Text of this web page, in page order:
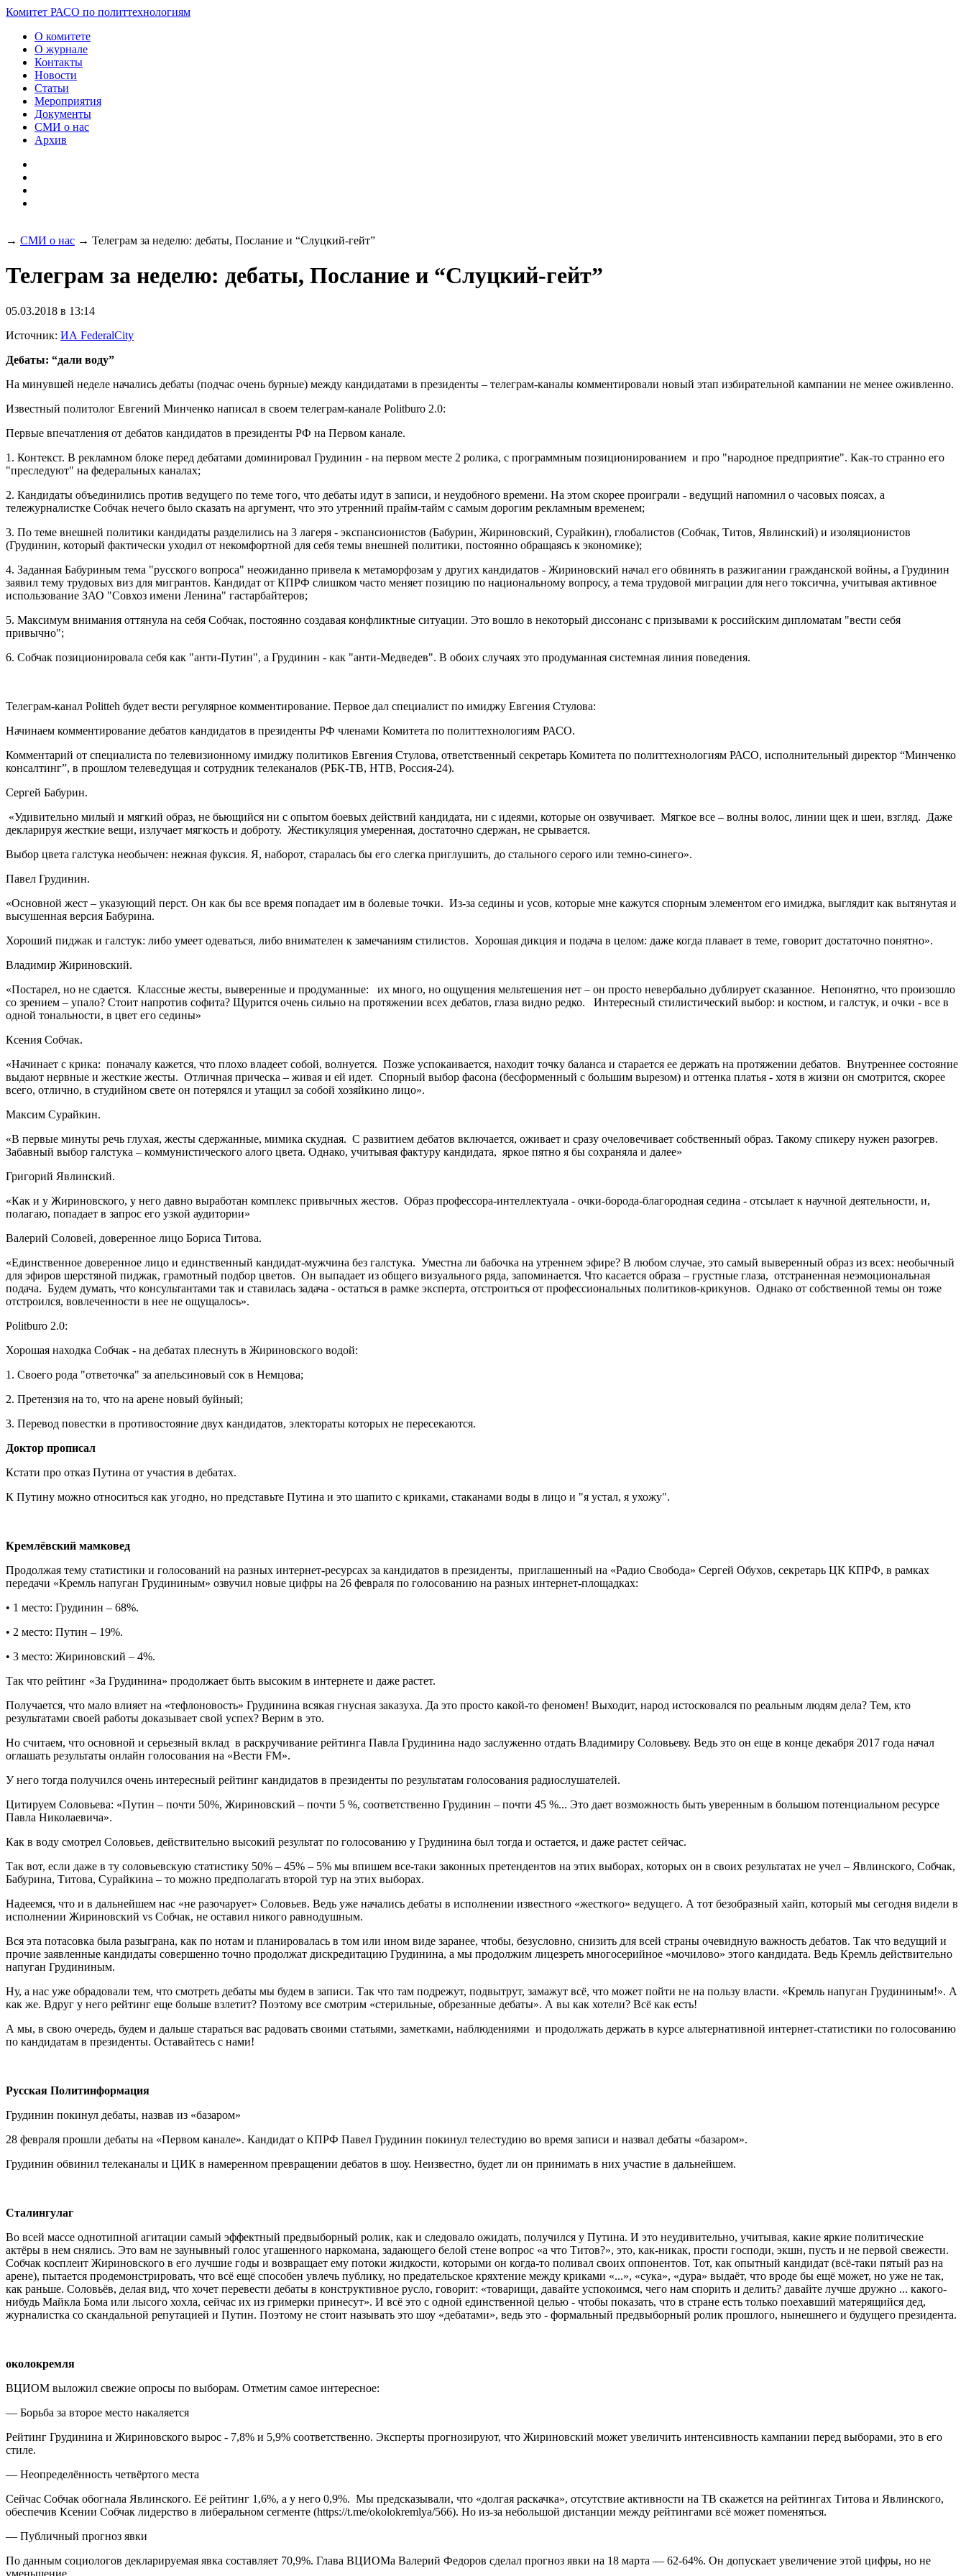
Комитет РАСО по политтехнологиям
О комитете
О журнале
Контакты
Новости
Статьи
Мероприятия
Документы
СМИ о нас
Архив
→ СМИ о нас → Телеграм за неделю: дебаты, Послание и “Cлуцкий-гейт”
Телеграм за неделю: дебаты, Послание и “Cлуцкий-гейт”
05.03.2018 в 13:14
Источник: ИА FederalCity
Дебаты: “дали воду”
На минувшей неделе начались дебаты (подчас очень бурные) между кандидатами в президенты – телеграм-каналы комментировали новый этап избирательной кампании не менее оживленно.
Известный политолог Евгений Минченко написал в своем телеграм-канале Politburo 2.0:
Первые впечатления от дебатов кандидатов в президенты РФ на Первом канале.
1. Контекст. В рекламном блоке перед дебатами доминировал Грудинин - на первом месте 2 ролика, с программным позиционированием и про "народное предприятие". Как-то странно его
"преследуют" на федеральных каналах;
2. Кандидаты объединились против ведущего по теме того, что дебаты идут в записи, и неудобного времени. На этом скорее проиграли - ведущий напомнил о часовых поясах, а
тележурналистке Собчак нечего было сказать на аргумент, что это утренний прайм-тайм с самым дорогим рекламным временем;
3. По теме внешней политики кандидаты разделились на 3 лагеря - экспансионистов (Бабурин, Жириновский, Сурайкин), глобалистов (Собчак, Титов, Явлинский) и изоляционистов
(Грудинин, который фактически уходил от некомфортной для себя темы внешней политики, постоянно обращаясь к экономике);
4. Заданная Бабуриным тема "русского вопроса" неожиданно привела к метаморфозам у других кандидатов - Жириновский начал его обвинять в разжигании гражданской войны, а Грудинин
заявил тему трудовых виз для мигрантов. Кандидат от КПРФ слишком часто меняет позицию по национальному вопросу, а тема трудовой миграции для него токсична, учитывая активное
использование ЗАО "Совхоз имени Ленина" гастарбайтеров;
5. Максимум внимания оттянула на себя Собчак, постоянно создавая конфликтные ситуации. Это вошло в некоторый диссонанс с призывами к российским дипломатам "вести себя
привычно";
6. Собчак позиционировала себя как "анти-Путин", а Грудинин - как "анти-Медведев". В обоих случаях это продуманная системная линия поведения.
Телеграм-канал Politteh будет вести регулярное комментирование. Первое дал специалист по имиджу Евгения Стулова:
Начинаем комментирование дебатов кандидатов в президенты РФ членами Комитета по политтехнологиям РАСО.
Комментарий от специалиста по телевизионному имиджу политиков Евгения Стулова, ответственный секретарь Комитета по политтехнологиям РАСО, исполнительный директор “Минченко
консалтинг”, в прошлом телеведущая и сотрудник телеканалов (РБК-ТВ, НТВ, Россия-24).
Сергей Бабурин.
«Удивительно милый и мягкий образ, не бьющийся ни с опытом боевых действий кандидата, ни с идеями, которые он озвучивает. Мягкое все – волны волос, линии щек и шеи, взгляд. Даже
декларируя жесткие вещи, излучает мягкость и доброту. Жестикуляция умеренная, достаточно сдержан, не срывается.
Выбор цвета галстука необычен: нежная фуксия. Я, наборот, старалась бы его слегка приглушить, до стального серого или темно-синего».
Павел Грудинин.
«Основной жест – указующий перст. Он как бы все время попадает им в болевые точки. Из-за седины и усов, которые мне кажутся спорным элементом его имиджа, выглядит как вытянутая и
высушенная версия Бабурина.
Хороший пиджак и галстук: либо умеет одеваться, либо внимателен к замечаниям стилистов. Хорошая дикция и подача в целом: даже когда плавает в теме, говорит достаточно понятно».
Владимир Жириновский.
«Постарел, но не сдается. Классные жесты, выверенные и продуманные: их много, но ощущения мельтешения нет – он просто невербально дублирует сказанное. Непонятно, что произошло
со зрением – упало? Стоит напротив софита? Щурится очень сильно на протяжении всех дебатов, глаза видно редко. Интересный стилистический выбор: и костюм, и галстук, и очки - все в
одной тональности, в цвет его седины»
Ксения Собчак.
«Начинает с крика: поначалу кажется, что плохо владеет собой, волнуется. Позже успокаивается, находит точку баланса и старается ее держать на протяжении дебатов. Внутреннее состояние
выдают нервные и жесткие жесты. Отличная прическа – живая и ей идет. Спорный выбор фасона (бесформенный с большим вырезом) и оттенка платья - хотя в жизни он смотрится, скорее
всего, отлично, в студийном свете он потерялся и утащил за собой хозяйкино лицо».
Максим Сурайкин.
«В первые минуты речь глухая, жесты сдержанные, мимика скудная. С развитием дебатов включается, оживает и сразу очеловечивает собственный образ. Такому спикеру нужен разогрев.
Забавный выбор галстука – коммунистического алого цвета. Однако, учитывая фактуру кандидата, яркое пятно я бы сохраняла и далее»
Григорий Явлинский.
«Как и у Жириновского, у него давно выработан комплекс привычных жестов. Образ профессора-интеллектуала - очки-борода-благородная седина - отсылает к научной деятельности, и,
полагаю, попадает в запрос его узкой аудитории»
Валерий Соловей, доверенное лицо Бориса Титова.
«Единственное доверенное лицо и единственный кандидат-мужчина без галстука. Уместна ли бабочка на утреннем эфире? В любом случае, это самый выверенный образ из всех: необычный
для эфиров шерстяной пиджак, грамотный подбор цветов. Он выпадает из общего визуального ряда, запоминается. Что касается образа – грустные глаза, отстраненная неэмоциональная
подача. Будем думать, что консультантами так и ставилась задача - остаться в рамке эксперта, отстроиться от профессиональных политиков-крикунов. Однако от собственной темы он тоже
отстроился, вовлеченности в нее не ощущалось».
Politburo 2.0:
Хорошая находка Собчак - на дебатах плеснуть в Жириновского водой:
1. Своего рода "ответочка" за апельсиновый сок в Немцова;
2. Претензия на то, что на арене новый буйный;
3. Перевод повестки в противостояние двух кандидатов, электораты которых не пересекаются.
Доктор прописал
Кстати про отказ Путина от участия в дебатах.
К Путину можно относиться как угодно, но представьте Путина и это шапито с криками, стаканами воды в лицо и "я устал, я ухожу".
Кремлёвский мамковед
Продолжая тему статистики и голосований на разных интернет-ресурсах за кандидатов в президенты, приглашенный на «Радио Свобода» Сергей Обухов, секретарь ЦК КПРФ, в рамках
передачи «Кремль напуган Грудининым» озвучил новые цифры на 26 февраля по голосованию на разных интернет-площадках:
• 1 место: Грудинин – 68%.
• 2 место: Путин – 19%.
• 3 место: Жириновский – 4%.
Так что рейтинг «За Грудинина» продолжает быть высоким в интернете и даже растет.
Получается, что мало влияет на «тефлоновость» Грудинина всякая гнусная заказуха. Да это просто какой-то феномен! Выходит, народ истосковался по реальным людям дела? Тем, кто
результатами своей работы доказывает свой успех? Верим в это.
Но считаем, что основной и серьезный вклад в раскручивание рейтинга Павла Грудинина надо заслуженно отдать Владимиру Соловьеву. Ведь это он еще в конце декабря 2017 года начал
оглашать результаты онлайн голосования на «Вести FM».
У него тогда получился очень интересный рейтинг кандидатов в президенты по результатам голосования радиослушателей.
Цитируем Соловьева: «Путин – почти 50%, Жириновский – почти 5 %, соответственно Грудинин – почти 45 %... Это дает возможность быть уверенным в большом потенциальном ресурсе
Павла Николаевича».
Как в воду смотрел Соловьев, действительно высокий результат по голосованию у Грудинина был тогда и остается, и даже растет сейчас.
Так вот, если даже в ту соловьевскую статистику 50% – 45% – 5% мы впишем все-таки законных претендентов на этих выборах, которых он в своих результатах не учел – Явлинского, Собчак,
Бабурина, Титова, Сурайкина – то можно предполагать второй тур на этих выборах.
Надеемся, что и в дальнейшем нас «не разочарует» Соловьев. Ведь уже начались дебаты в исполнении известного «жесткого» ведущего. А тот безобразный хайп, который мы сегодня видели в
исполнении Жириновский vs Собчак, не оставил никого равнодушным.
Вся эта потасовка была разыграна, как по нотам и планировалась в том или ином виде заранее, чтобы, безусловно, снизить для всей страны очевидную важность дебатов. Так что ведущий и
прочие заявленные кандидаты совершенно точно продолжат дискредитацию Грудинина, а мы продолжим лицезреть многосерийное «мочилово» этого кандидата. Ведь Кремль действительно
напуган Грудининым.
Ну, а нас уже обрадовали тем, что смотреть дебаты мы будем в записи. Так что там подрежут, подвытрут, замажут всё, что может пойти не на пользу власти. «Кремль напуган Грудининым!». А
как же. Вдруг у него рейтинг еще больше взлетит? Поэтому все смотрим «стерильные, обрезанные дебаты». А вы как хотели? Всё как есть!
А мы, в свою очередь, будем и дальше стараться вас радовать своими статьями, заметками, наблюдениями и продолжать держать в курсе альтернативной интернет-статистики по голосованию
по кандидатам в президенты. Оставайтесь с нами!
Русская Политинформация
Грудинин покинул дебаты, назвав из «базаром»
28 февраля прошли дебаты на «Первом канале». Кандидат о КПРФ Павел Грудинин покинул телестудию во время записи и назвал дебаты «базаром».
Грудинин обвинил телеканалы и ЦИК в намеренном превращении дебатов в шоу. Неизвестно, будет ли он принимать в них участие в дальнейшем.
Сталингулаг
Во всей массе однотипной агитации самый эффектный предвыборный ролик, как и следовало ожидать, получился у Путина. И это неудивительно, учитывая, какие яркие политические
актёры в нем снялись. Это вам не заунывный голос угашенного наркомана, задающего белой стене вопрос «а что Титов?», это, как-никак, прости господи, экшн, пусть и не первой свежести.
Собчак косплеит Жириновского в его лучшие годы и возвращает ему потоки жидкости, которыми он когда-то поливал своих оппонентов. Тот, как опытный кандидат (всё-таки пятый раз на
арене), пытается продемонстрировать, что всё ещё способен увлечь публику, но предательское кряхтение между криками «...», «сука», «дура» выдаёт, что вроде бы ещё может, но уже не так,
как раньше. Соловьёв, делая вид, что хочет перевести дебаты в конструктивное русло, говорит: «товарищи, давайте успокоимся, чего нам спорить и делить? давайте лучше дружно ... какого-
нибудь Майкла Бома или лысого хохла, сейчас их из гримерки принесут». И всё это с одной единственной целью - чтобы показать, что в стране есть только поехавший матерящийся дед,
журналистка со скандальной репутацией и Путин. Поэтому не стоит называть это шоу «дебатами», ведь это - формальный предвыборный ролик прошлого, нынешнего и будущего президента.
околокремля
ВЦИОМ выложил свежие опросы по выборам. Отметим самое интересное:
— Борьба за второе место накаляется
Рейтинг Грудинина и Жириновского вырос - 7,8% и 5,9% соответственно. Эксперты прогнозируют, что Жириновский может увеличить интенсивность кампании перед выборами, это в его
стиле.
— Неопределённость четвёртого места
Сейчас Собчак обогнала Явлинского. Её рейтинг 1,6%, а у него 0,9%. Мы предсказывали, что «долгая раскачка», отсутствие активности на ТВ скажется на рейтингах Титова и Явлинского,
обеспечив Ксении Собчак лидерство в либеральном сегменте (https://t.me/okolokremlya/566). Но из-за небольшой дистанции между рейтингами всё может поменяться.
— Публичный прогноз явки
По данным социологов декларируемая явка составляет 70,9%. Глава ВЦИОМа Валерий Федоров сделал прогноз явки на 18 марта — 62-64%. Он допускает увеличение этой цифры, но не
уменьшение.